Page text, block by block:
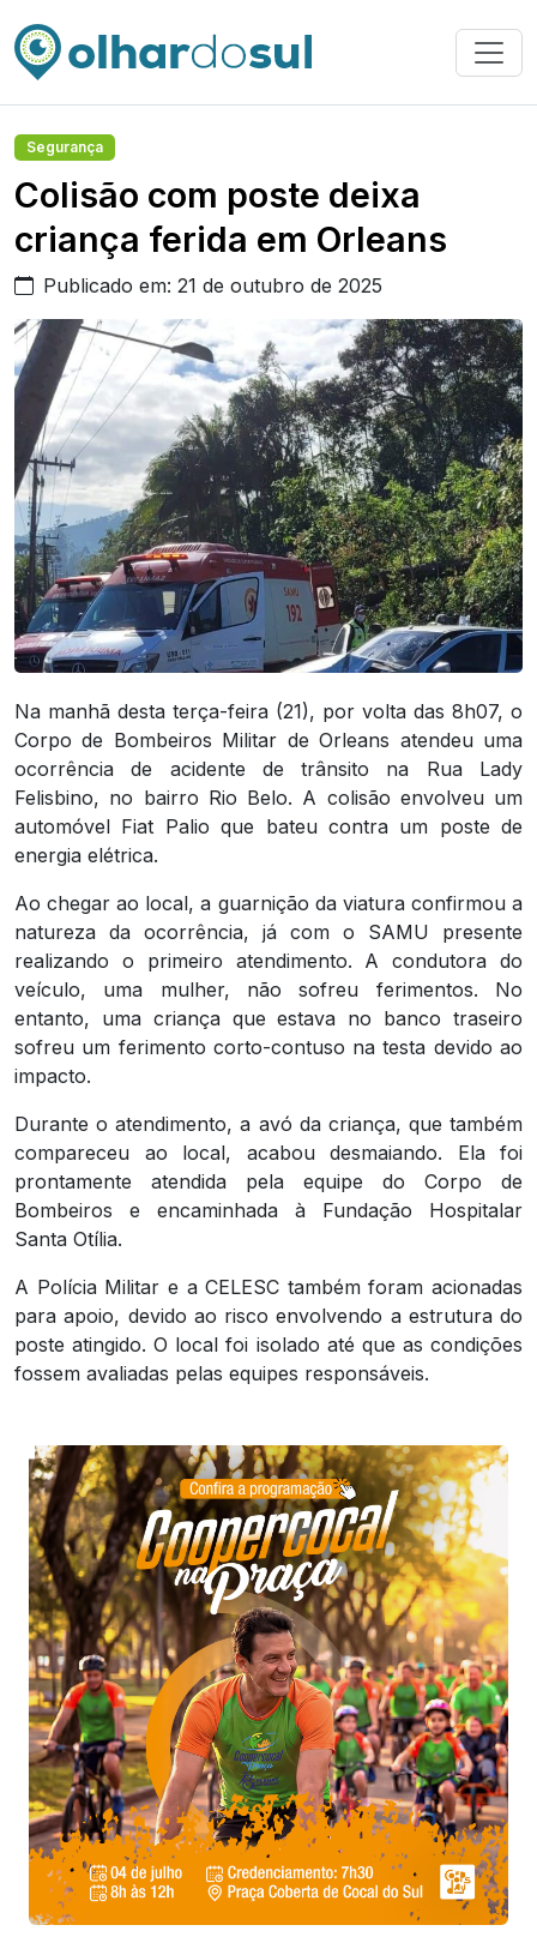
Segurança
Colisão com poste deixa
criança ferida em Orleans
Publicado em: 21 de outubro de 2025
Na manhã desta terça-feira (21), por volta das 8h07, o
Corpo de Bombeiros Militar de Orleans atendeu uma
ocorrência de acidente de trânsito na Rua Lady
Felisbino, no bairro Rio Belo. A colisão envolveu um
automóvel Fiat Palio que bateu contra um poste de
energia elétrica.
Ao chegar ao local, a guarnição da viatura confirmou a
natureza da ocorrência, já com o SAMU presente
realizando o primeiro atendimento. A condutora do
veículo, uma mulher, não sofreu ferimentos. No
entanto, uma criança que estava no banco traseiro
sofreu um ferimento corto-contuso na testa devido ao
impacto.
Durante o atendimento, a avó da criança, que também
compareceu ao local, acabou desmaiando. Ela foi
prontamente atendida pela equipe do Corpo de
Bombeiros e encaminhada à Fundação Hospitalar
Santa Otília.
A Polícia Militar e a CELESC também foram acionadas
para apoio, devido ao risco envolvendo a estrutura do
poste atingido. O local foi isolado até que as condições
fossem avaliadas pelas equipes responsáveis.